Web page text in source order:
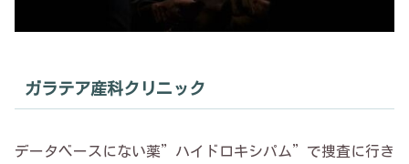
ガラテア産科クリニック
データベースにない薬”ハイドロキシパム”で捜査に行き